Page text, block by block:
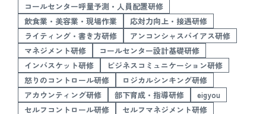
コールセンター呼量予測・人員配置研修
飲食業・美容業・現場作業
応対力向上・接遇研修
ライティング・書き方研修
アンコンシャスバイアス研修
マネジメント研修
コールセンター設計基礎研修
インバスケット研修
ビジネスコミュニケーション研修
怒りのコントロール研修
ロジカルシンキング研修
アカウンティング研修
部下育成・指導研修
eigyou
セルフコントロール研修
セルフマネジメント研修